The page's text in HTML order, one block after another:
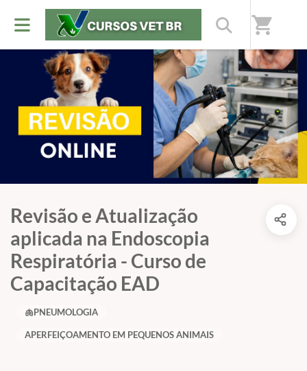
shopping_cart
Revisão e Atualização
aplicada na Endoscopia
Respiratória - Curso de
Capacitação EAD
🫁PNEUMOLOGIA
APERFEIÇOAMENTO EM PEQUENOS ANIMAIS